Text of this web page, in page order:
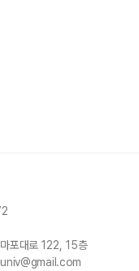
포대로 122, 15층